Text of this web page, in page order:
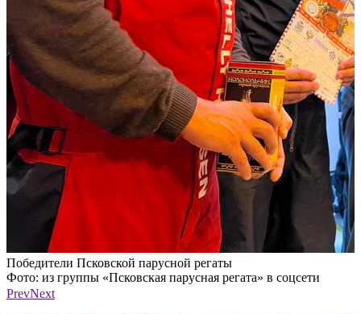
Победители Псковской парусной регаты
Фото: из группы «Псковская парусная регата» в соцсети
«ВКонтакте»
PrevNext